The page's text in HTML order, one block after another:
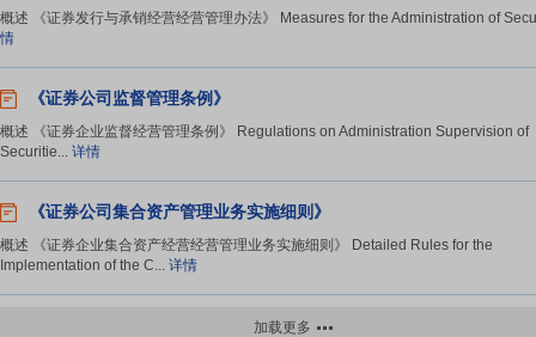
概述 《证券发行与承销经营经营管理办法》 Measures for the Administration of
情
《证券公司监督管理条例》
概述 《证券企业监督经营管理条例》 Regulations on Administration Supervision of
Securitie... 详情
《证券公司集合资产管理业务实施细则》
概述 《证券企业集合资产经营经营管理业务实施细则》 Detailed Rules for the
Implementation of the C... 详情
《证券公司融资融券业务管理办法》
加载更多